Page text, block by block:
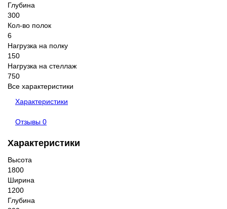
Глубина
300
Кол-во полок
6
Нагрузка на полку
150
Нагрузка на стеллаж
750
Все характеристики
Характеристики
Отзывы 0
Характеристики
Высота
1800
Ширина
1200
Глубина